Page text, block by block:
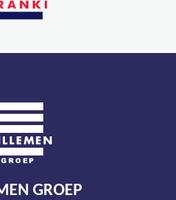
GROEP